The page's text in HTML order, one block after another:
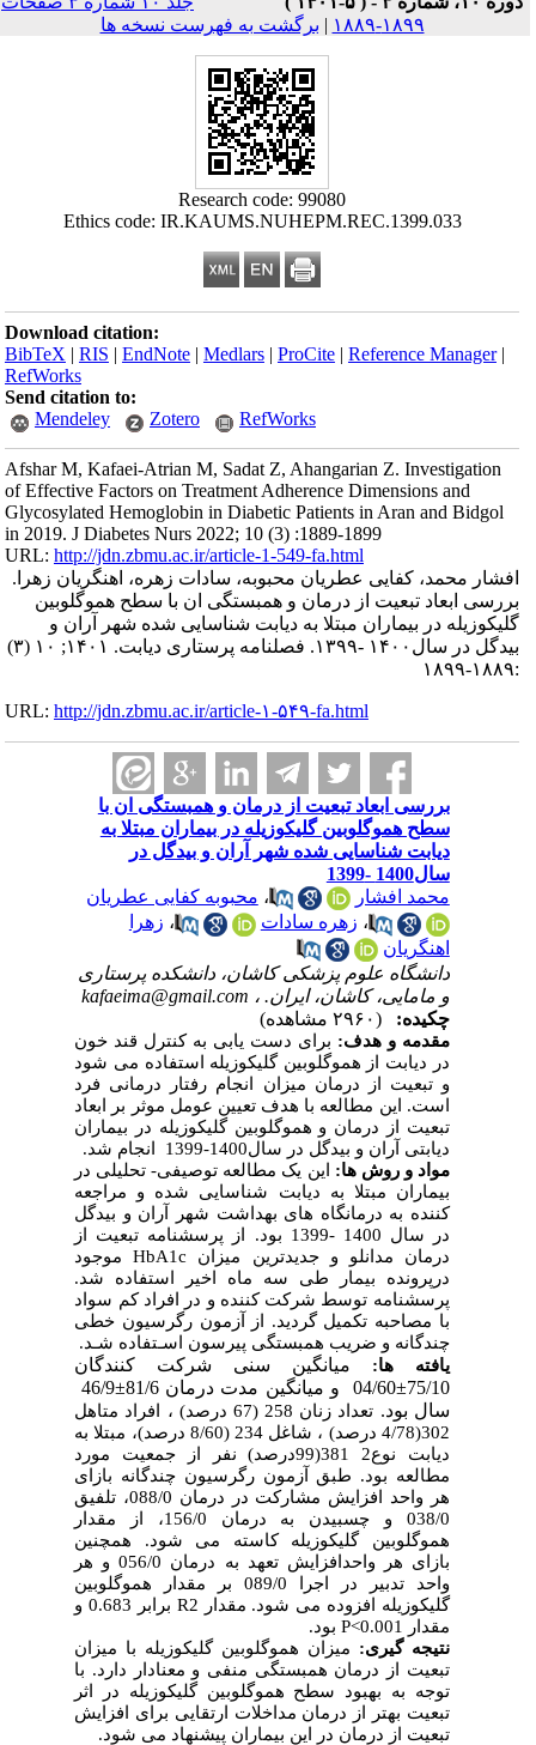
۱۸۹۹-۱۸۸۹
| برگشت به فهرست نسخه ها
Research code: 99080
Ethics code: IR.KAUMS.NUHEPM.REC.1399.033
Download citation:
BibTeX |RIS |EndNote |Medlars |ProCite |Reference Manager
RefWorks
Send citation to:
Mendeley
Zotero RefWorks
Afshar M, Kafaei-Atrian M, Sadat Z, Ahangarian Z. Investigation
of Effective Factors on Treatment Adherence Dimensions and
Glycosylated Hemoglobin in Diabetic Patients in Aran and Bidgol
in 2019. J Diabetes Nurs 2022; 10 (3) :1889-1899
URL:http://jdn.zbmu.ac.ir/article-1-549-fa.html
افشار محمد، کفایی عطریان محبوبه، سادات زهره، اهنگریان زهرا.
بررسی ابعاد تبعیت از درمان و همبستگی ان با سطح هموگلوبین
گلیکوزیله در بیماران مبتلا به دیابت شناسایی شده شهر آران و
بیدگل در سال۱۴۰۰ -۱۳۹۹. فصلنامه پرستاری دیابت. ۱۴۰۱; ۱۰ (۳)
URL:http://jdn.zbmu.ac.ir/article-۱-۵۴۹-fa.html
بررسی ابعاد تبعیت از درمان و همبستگی ان با
سطح هموگلوبین گلیکوزیله در بیماران مبتلا به
دیابت شناسایی شده شهر آران و بیدگل در
سال1400 -1399
محمد افشار
،محبوبه کفایی عطریان
،زهره سادات ،زهرا
اهنگریان
دانشگاه علوم پزشکی کاشان، دانشکده پرستاری
و مامایی، کاشان، ایران. ، kafaeima@gmail.com
چکیده:
مقدمه و هدف:برای دست یابی به کنترل قند خون
در دیابت از هموگلوبین گلیکوزیله استفاده می شود
و تبعیت از درمان میزان انجام رفتار درمانی فرد
است. این مطالعه با هدف تعیین عومل موثر بر ابعاد
تبعیت از درمان و هموگلوبین گلیکوزیله در بیماران
دیابتی آران و بیدگل در سال1400-1399 انجام شد.
مواد و روش ها:این یک مطالعه توصیفی- تحلیلی در
بیماران مبتلا به دیابت شناسایی شده و مراجعه
کننده به درمانگاه های بهداشت شهر آران و بیدگل
در سال 1400 -1399 بود. از پرسشنامه تبعیت از
درمان مدانلو و جدیدترین میزانHbA1cموجود
درپرونده بیمار طی سه ماه اخیر استفاده شد.
پرسشنامه توسط شرکت کننده و در افراد کم سواد
با مصاحبه تکمیل گردید. از آزمون رگرسیون خطی
چندگانه و ضریب همبستگی پیرسون اسـتفاده شـد.
یافته ها:
میانگین سنی شرکت کنندگان
75/10
±04/60 و میانگین مدت درمان 81/6 ±
46/9
سال بود.
تعداد زنان 258 (67 درصد) ، افراد متاهل
302(4/78 درصد) ، شاغل 234 (8/60 درصد)، مبتلا به
دیابت نوع2 381(99درصد) نفر از جمعیت مورد
مطالعه بود. طبق آزمون رگرسیون چندگانه بازای
هر واحد افزایش مشارکت در درمان 088/0، تلفیق
038/0 و چسبیدن به درمان 156/0، از مقدار
هموگلوبین گلیکوزیله کاسته می شود. همچنین
بازای هر واحدافزایش تعهد به درمان 056/0 و هر
واحد تدبیر در اجرا 089/0 بر مقدار هموگلوبین
گلیکوزیله افزوده می شود. مقدارR2
برابر 0.683 و
مقدارP<0.001بود.
نتیجه گیری:میزان هموگلوبین گلیکوزیله با میزان
تبعیت از درمان همبستگی منفی و معنادار دارد. با
توجه به بهبود سطح هموگلوبین گلیکوزیله در اثر
تبعیت بهتر از درمان مداخلات ارتقایی برای افزایش
تبعیت از درمان در این بیماران پیشنهاد می شود.